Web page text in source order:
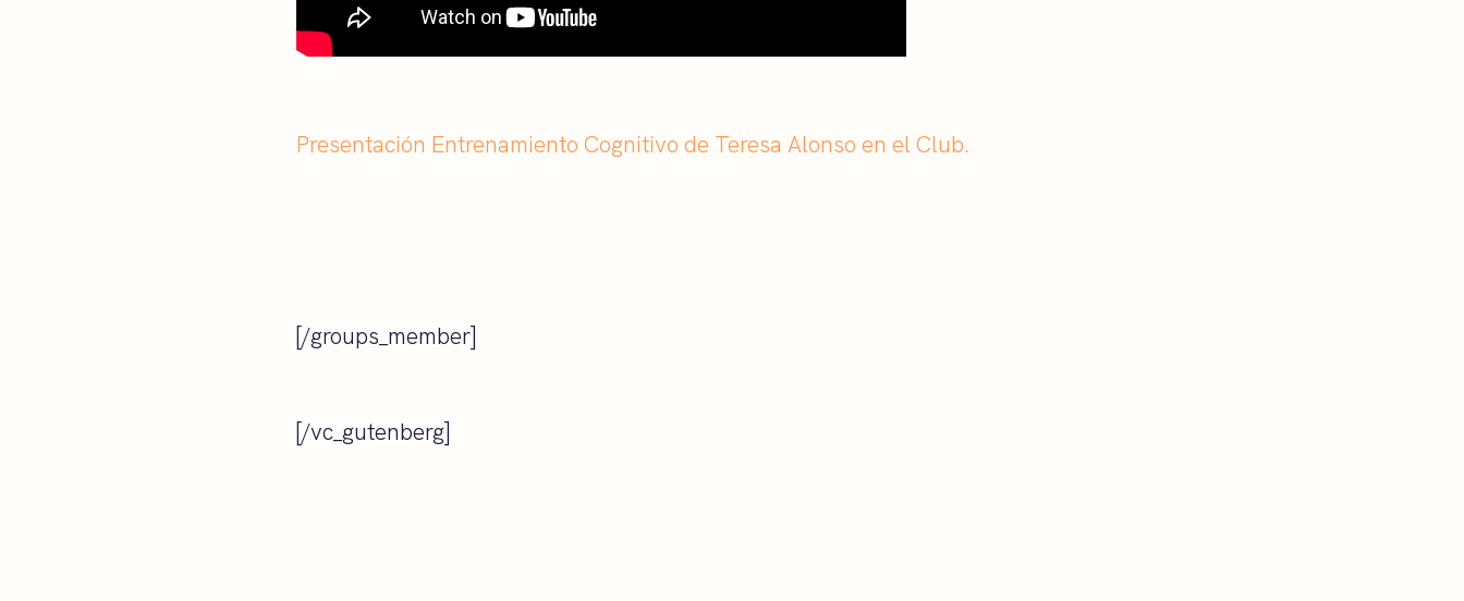
Presentación Entrenamiento Cognitivo de Teresa Alonso en el Club.
[/groups_member]
[/vc_gutenberg]